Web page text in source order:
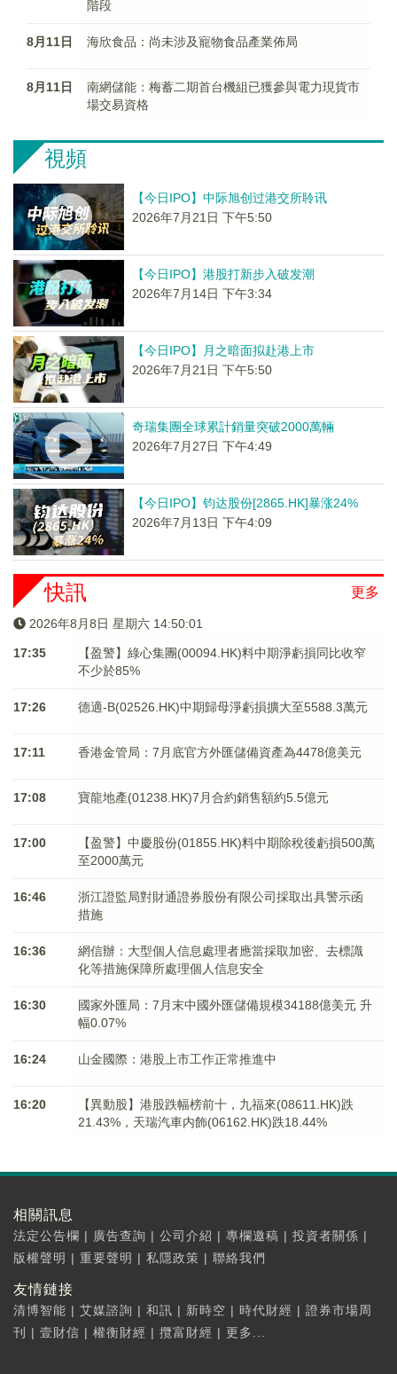
階段
8月11日 海欣食品：尚未涉及寵物食品產業佈局
8月11日
南網儲能：梅蓄二期首台機組已獲參與電力現貨市
場交易資格
視頻
【今日IPO】中际旭创过港交所聆讯
2026年7月21日 下午5:50
【今日IPO】港股打新步入破发潮
2026年7月14日 下午3:34
【今日IPO】月之暗面拟赴港上市
2026年7月21日 下午5:50
奇瑞集團全球累計銷量突破2000萬輛
2026年7月27日 下午4:49
【今日IPO】钧达股份[2865.HK]暴涨24%
2026年7月13日 下午4:09
更多
快訊
2026年8月8日 星期六 14:50:01
17:35
【盈警】綠心集團(00094.HK)料中期淨虧損同比收窄
不少於85%
17:26 德適-B(02526.HK)中期歸母淨虧損擴大至5588.3萬元
17:11 香港金管局：7月底官方外匯儲備資產為4478億美元
17:08 寶龍地產(01238.HK)7月合約銷售額約5.5億元
17:00
【盈警】中慶股份(01855.HK)料中期除稅後虧損500萬
至2000萬元
16:46
浙江證監局對財通證券股份有限公司採取出具警示函
措施
16:36
網信辦：大型個人信息處理者應當採取加密、去標識
化等措施保障所處理個人信息安全
16:30
國家外匯局：7月末中國外匯儲備規模34188億美元 升
幅0.07%
16:24 山金國際：港股上市工作正常推進中
16:20
【異動股】港股跌幅榜前十，九福來(08611.HK)跌
21.43%，天瑞汽車内飾(06162.HK)跌18.44%
相關訊息
法定公告欄 | 廣告查詢 | 公司介紹 | 專欄邀稿 | 投資者關係 |
版權聲明 | 重要聲明 | 私隱政策 | 聯絡我們
友情鏈接
清博智能 | 艾媒諮詢 | 和訊 | 新時空 | 時代財經 | 證券市場周
刊
| 壹財信 | 權衡財經 | 攬富財經 | 更多...